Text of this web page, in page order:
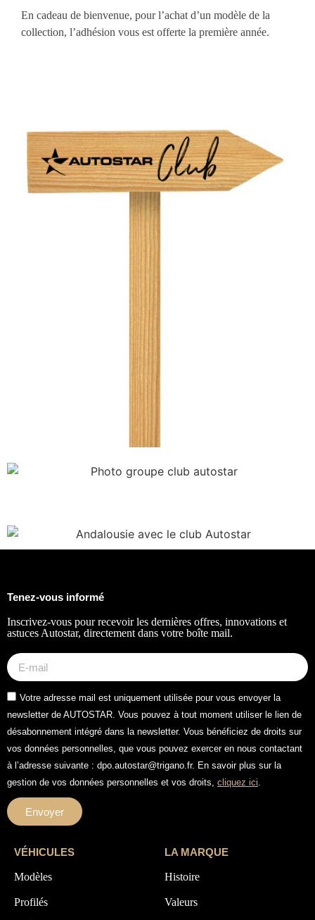
En cadeau de bienvenue, pour l’achat d’un modèle de la
collection, l’adhésion vous est offerte la première année.
Tenez-vous informé
Inscrivez-vous pour recevoir les dernières offres, innovations et
astuces Autostar, directement dans votre boîte mail.
Votre adresse mail est uniquement utilisée pour vous envoyer la
newsletter de AUTOSTAR. Vous pouvez à tout moment utiliser le lien de
désabonnement intégré dans la newsletter. Vous bénéficiez de droits sur
vos données personnelles, que vous pouvez exercer en nous contactant
à l’adresse suivante : dpo.autostar@trigano.fr. En savoir plus sur la
gestion de vos données personnelles et vos droits, cliquez ici
Envoyer
VÉHICULES
Modèles
Profilés
LA MARQUE
Histoire
Valeurs